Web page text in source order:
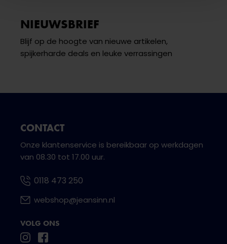
NIEUWSBRIEF
Blijf op de hoogte van nieuwe artikelen,
spijkerharde deals en leuke verrassingen
CONTACT
Onze klantenservice is bereikbaar op werkdagen
van 08.30 tot 17.00 uur.
0118 473 250
webshop@jeansinn.nl
VOLG ONS